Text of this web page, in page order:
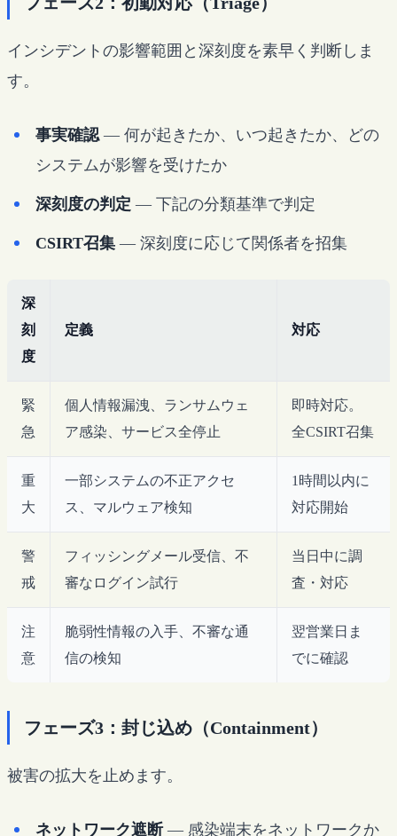
インシデントの影響範囲と深刻度を素早く判断しま
す。
事実確認— 何が起きたか、いつ起きたか、どの
システムが影響を受けたか
深刻度の判定 — 下記の分類基準で判定
CSIRT召集 — 深刻度に応じて関係者を招集
深
刻
度
定義 対応
緊
急
個人情報漏洩、ランサムウェ
ア感染、サービス全停止
即時対応。
全CSIRT召集
重
大
一部システムの不正アクセ
ス、マルウェア検知
1時間以内に
対応開始
警
戒
フィッシングメール受信、不
審なログイン試行
当日中に調
査・対応
注
意
脆弱性情報の入手、不審な通
信の検知
翌営業日ま
でに確認
フェーズ3：封じ込め（Containment）
被害の拡大を止めます。
ネットワーク遮断— 感染端末をネットワークか